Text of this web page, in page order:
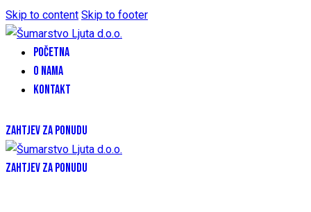
Skip to content Skip to footer
POČETNA
O NAMA
KONTAKT
ZAHTJEV ZA PONUDU
ZAHTJEV ZA PONUDU